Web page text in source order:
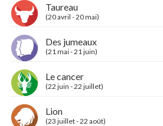
Taureau
(20 avril - 20 mai)
Des jumeaux
(21 mai - 21 juin)
Le cancer
(22 juin - 22 juillet)
Lion
(23 juillet - 22 août)